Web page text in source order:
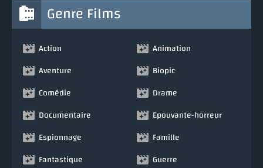
Genre Films
Action
Animation
Aventure
Biopic
Comédie
Drame
Documentaire
Epouvante-horreur
Espionnage
Famille
Fantastique
Guerre